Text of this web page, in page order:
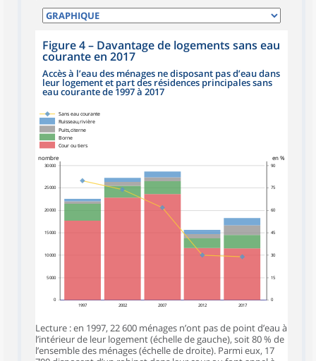
Figure 4– Davantage de logements sans eau
courante en 2017
Accès à l’eau des ménages ne disposant pas d’eau dans
leur logement et part des résidences principales sans
eau courante de 1997 à 2017
0
5 000
10 000
15 000
20 000
25 000
30 000
0
15
30
45
60
75
90
nombre en %
1997 2002 2007 2012 2017
Cour ou tiers
Borne
Puits,citerne
Ruisseau,rivière
Sans eau courante
Lecture : en 1997, 22 600 ménages n’ont pas de point d’eau à
l’intérieur de leur logement (échelle de gauche), soit 80 % de
l’ensemble des ménages (échelle de droite). Parmi eux, 17